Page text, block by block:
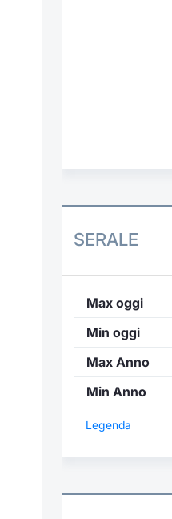
SERALE
Max oggi
Min oggi
Max Anno
Min Anno
Legenda